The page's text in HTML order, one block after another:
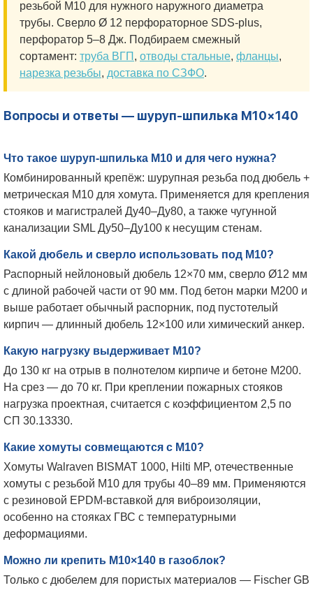
резьбой М10 для нужного наружного диаметра
трубы. Сверло Ø 12 перфораторное SDS-plus,
перфоратор 5–8 Дж. Подбираем смежный
сортамент: труба ВГП , отводы стальные, фланцы,
нарезка резьбы, доставка по СЗФО.
Вопросы и ответы — шуруп-шпилька М10×140
Что такое шуруп-шпилька М10 и для чего нужна?
Комбинированный крепёж: шурупная резьба под дюбель +
метрическая М10 для хомута. Применяется для крепления
стояков и магистралей Ду40–Ду80, а также чугунной
канализации SML Ду50–Ду100 к несущим стенам.
Какой дюбель и сверло использовать под М10?
Распорный нейлоновый дюбель 12×70 мм, сверло Ø12 мм
с длиной рабочей части от 90 мм. Под бетон марки М200 и
выше работает обычный распорник, под пустотелый
кирпич — длинный дюбель 12×100 или химический анкер.
Какую нагрузку выдерживает М10?
До 130 кг на отрыв в полнотелом кирпиче и бетоне М200.
На срез — до 70 кг. При креплении пожарных стояков
нагрузка проектная, считается с коэффициентом 2,5 по
СП 30.13330.
Какие хомуты совмещаются с М10?
Хомуты Walraven BISMAT 1000, Hilti MP, отечественные
хомуты с резьбой М10 для трубы 40–89 мм. Применяются
с резиновой EPDM-вставкой для виброизоляции,
особенно на стояках ГВС с температурными
деформациями.
Можно ли крепить М10×140 в газоблок?
Только с дюбелем для пористых материалов — Fischer GB